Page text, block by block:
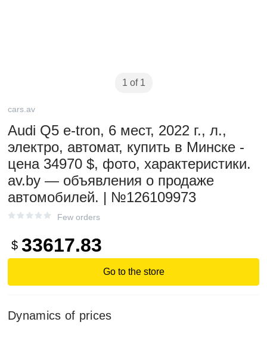
1 of 1
cars.av
Audi Q5 e-tron, 6 мест, 2022 г., л.,
электро, автомат, купить в Минске -
цена 34970 $, фото, характеристики.
av.by — объявления о продаже
автомобилей. | №126109973
Few orders
$ 33617.83
Go to the store
Dynamics of prices